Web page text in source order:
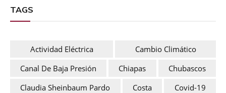
TAGS
Actividad Eléctrica
Cambio Climático
Canal De Baja Presión
Chiapas
Chubascos
Claudia Sheinbaum Pardo
Costa
Covid-19